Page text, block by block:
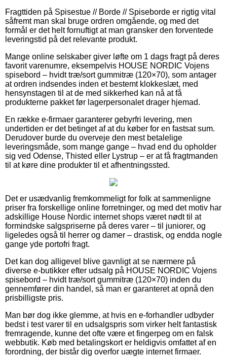
Fragttiden på Spisestue // Borde // Spiseborde er rigtig vital
såfremt man skal bruge ordren omgående, og med det
formål er det helt fornuftigt at man gransker den forventede
leveringstid på det relevante produkt.
Mange online selskaber giver løfte om 1 dags fragt på deres
favorit varenumre, eksempelvis HOUSE NORDIC Vojens
spisebord – hvidt træ/sort gummitræ (120×70), som antager
at ordren indsendes inden et bestemt klokkeslæt, med
hensynstagen til at de med sikkerhed kan nå at få
produkterne pakket før lagerpersonalet drager hjemad.
En række e-firmaer garanterer gebyrfri levering, men
undertiden er det betinget af at du køber for en fastsat sum.
Derudover burde du overveje den mest betalelige
leveringsmåde, som mange gange – hvad end du opholder
sig ved Odense, Thisted eller Lystrup – er at få fragtmanden
til at køre dine produkter til et afhentningssted.
Det er usædvanlig fremkommeligt for folk at sammenligne
priser fra forskellige online forretninger, og med det motiv har
adskillige House Nordic internet shops været nødt til at
formindske salgspriserne på deres varer – til juniorer, og
ligeledes også til herrer og damer – drastisk, og endda nogle
gange yde portofri fragt.
Det kan dog alligevel blive gavnligt at se nærmere på
diverse e-butikker efter udsalg på HOUSE NORDIC Vojens
spisebord – hvidt træ/sort gummitræ (120×70) inden du
gennemfører din handel, så man er garanteret at opnå den
prisbilligste pris.
Man bør dog ikke glemme, at hvis en e-forhandler udbyder
bedst i test varer til en udsalgspris som virker helt fantastisk
fremragende, kunne det ofte være et fingerpeg om en falsk
webbutik. Køb med betalingskort er heldigvis omfattet af en
forordning, der bistår dig overfor uægte internet firmaer.